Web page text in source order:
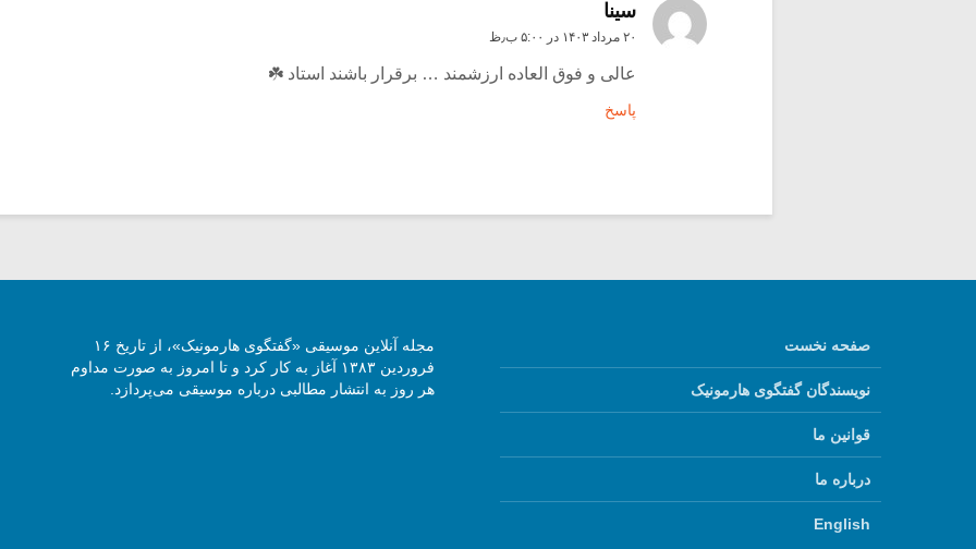
سینا
۲۰ مرداد ۱۴۰۳ در ۵:۰۰ ب٫ظ
عالی و فوق العاده ارزشمند … برقرار باشند استاد ☘️
پاسخ
صفحه نخست
نویسندگان گفتگوی هارمونیک
قوانین ما
درباره ما
English
مجله آنلاین موسیقی «گفتگوی هارمونیک»، از تاریخ ۱۶
فروردین ۱۳۸۳ آغاز به کار کرد و تا امروز به صورت مداوم
هر روز به انتشار مطالبی درباره موسیقی می‌پردازد.